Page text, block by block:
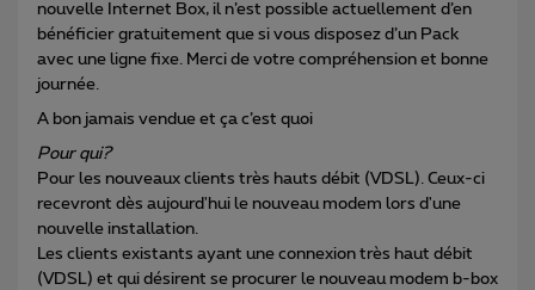
nouvelle Internet Box, il n’est possible actuellement d’en
bénéficier gratuitement que si vous disposez d’un Pack
avec une ligne fixe. Merci de votre compréhension et bonne
journée.
A bon jamais vendue et ça c’est quoi
Pour qui?
Pour les nouveaux clients très hauts débit (VDSL). Ceux-ci
recevront dès aujourd'hui le nouveau modem lors d'une
nouvelle installation.
Les clients existants ayant une connexion très haut débit
(VDSL) et qui désirent se procurer le nouveau modem b-box